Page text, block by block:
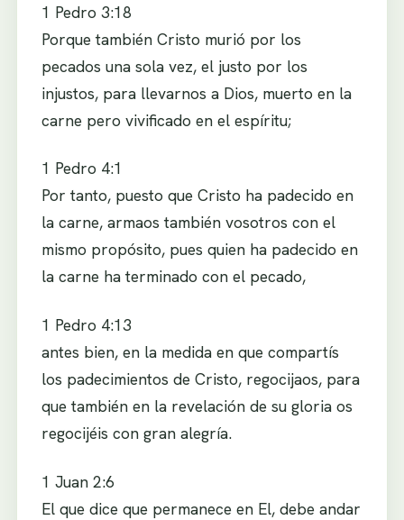
1 Pedro 3:18
Porque también Cristo murió por los
pecados una sola vez, el justo por los
injustos, para llevarnos a Dios, muerto en la
carne pero vivificado en el espíritu;
1 Pedro 4:1
Por tanto, puesto que Cristo ha padecido en
la carne, armaos también vosotros con el
mismo propósito, pues quien ha padecido en
la carne ha terminado con el pecado,
1 Pedro 4:13
antes bien, en la medida en que compartís
los padecimientos de Cristo, regocijaos, para
que también en la revelación de su gloria os
regocijéis con gran alegría.
1 Juan 2:6
El que dice que permanece en El, debe andar